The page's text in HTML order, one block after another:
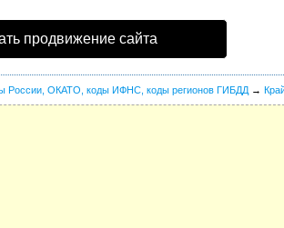
продвижение сайта
России, ОКАТО, коды ИФНС, коды регионов ГИБДД →